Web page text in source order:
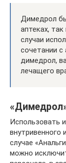
Димедрол
аптеках,
случаи
сочетании
димедрол,
лечащего
Использовать
внутривенного
случае
можно